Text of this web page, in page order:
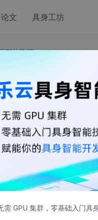
论文 具身工坊
型的数据
间传递QVector
的数据，发现信号触发
需 GPU 集群，零基础入门具